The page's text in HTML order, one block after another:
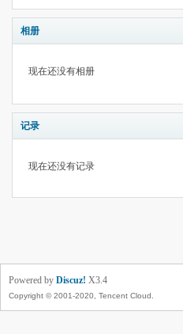
相册
现在还没有相册
记录
现在还没有记录
Powered by Discuz! X3.4
Copyright © 2001-2020, Tencent Cloud.